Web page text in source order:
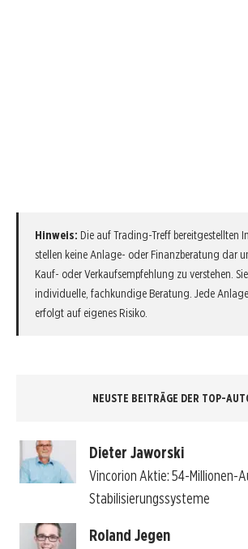
Hinweis: Die auf Trading-Treff bereitgestellten
stellen keine Anlage- oder Finanzberatung dar
Kauf- oder Verkaufsempfehlung zu verstehen.
individuelle, fachkundige Beratung. Jede
erfolgt auf eigenes Risiko.
NEUSTE BEITRÄGE DER TOP-
Dieter Jaworski
Vincorion Aktie: 54-Millionen-
Stabilisierungssysteme
Roland Jegen